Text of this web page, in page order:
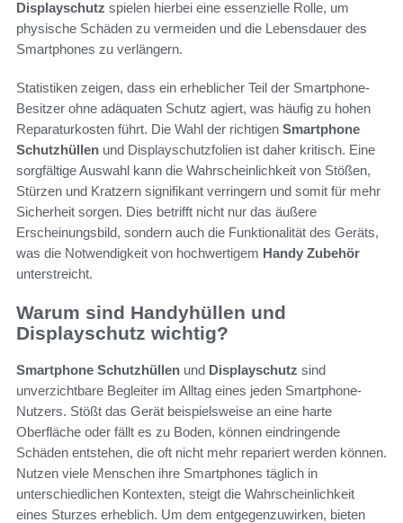
Displayschutz spielen hierbei eine essenzielle Rolle, um
physische Schäden zu vermeiden und die Lebensdauer des
Smartphones zu verlängern.
Statistiken zeigen, dass ein erheblicher Teil der Smartphone-
Besitzer ohne adäquaten Schutz agiert, was häufig zu hohen
Reparaturkosten führt. Die Wahl der richtigen Smartphone
Schutzhüllen und Displayschutzfolien ist daher kritisch. Eine
sorgfältige Auswahl kann die Wahrscheinlichkeit von Stößen,
Stürzen und Kratzern signifikant verringern und somit für mehr
Sicherheit sorgen. Dies betrifft nicht nur das äußere
Erscheinungsbild, sondern auch die Funktionalität des Geräts,
was die Notwendigkeit von hochwertigem Handy Zubehör
unterstreicht.
Warum sind Handyhüllen und
Displayschutz wichtig?
Smartphone Schutzhüllen und Displayschutz sind
unverzichtbare Begleiter im Alltag eines jeden Smartphone-
Nutzers. Stößt das Gerät beispielsweise an eine harte
Oberfläche oder fällt es zu Boden, können eindringende
Schäden entstehen, die oft nicht mehr repariert werden können.
Nutzen viele Menschen ihre Smartphones täglich in
unterschiedlichen Kontexten, steigt die Wahrscheinlichkeit
eines Sturzes erheblich. Um dem entgegenzuwirken, bieten